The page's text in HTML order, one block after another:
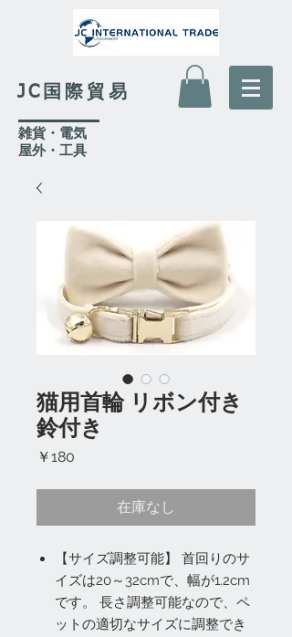
JC国際貿易
​雑貨・電気
​屋外・工具
猫用首輪 リボン付き
鈴付き
￥180
在庫なし
【サイズ調整可能】 首回りのサ
イズは20～32cmで、幅が1.2cm
です。 長さ調整可能なので、ペ
ットの適切なサイズに調整でき